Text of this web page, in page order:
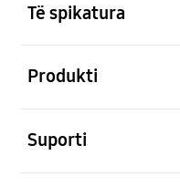
Të spikatura
Produkti
Suporti